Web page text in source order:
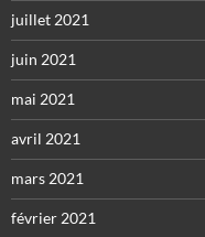
juillet 2021
juin 2021
mai 2021
avril 2021
mars 2021
février 2021